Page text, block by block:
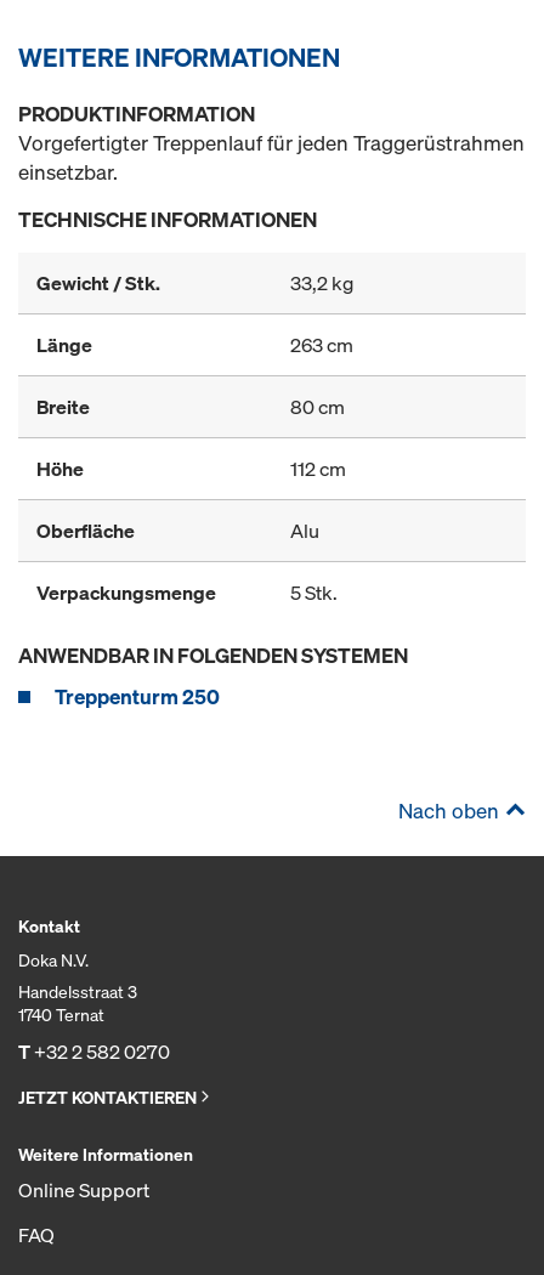
WEITERE INFORMATIONEN
PRODUKTINFORMATION
Vorgefertigter Treppenlauf für jeden Traggerüstrahmen
einsetzbar.
TECHNISCHE INFORMATIONEN
Gewicht / Stk. 33,2 kg
Länge 263 cm
Breite 80 cm
Höhe 112 cm
Oberfläche Alu
Verpackungsmenge 5 Stk.
ANWENDBAR IN FOLGENDEN SYSTEMEN
Treppenturm 250
Nach oben
Kontakt
Doka N.V.
Handelsstraat 3
1740 Ternat
T+32 2 582 0270
JETZT KONTAKTIEREN
Weitere Informationen
Online Support
FAQ